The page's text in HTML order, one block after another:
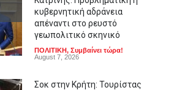
κυβερνητική αδράνεια
απέναντι στο ρευστό
γεωπολιτικό σκηνικό
ΠΟΛΙΤΙΚΗ, Συμβαίνει τώρα!
August 7, 2026
Σοκ στην Κρήτη: Τουρίστας